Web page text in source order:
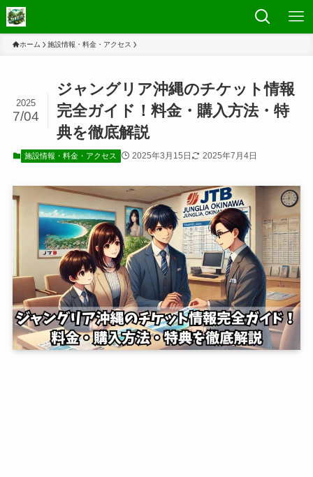
ホーム 施設情報・料金・アクセス
ジャングリア沖縄のチケット情報
完全ガイド！料金・購入方法・特
典を徹底解説
2025
7/04
施設情報・料金・アクセス 2025年3月15日 2025年7月4日